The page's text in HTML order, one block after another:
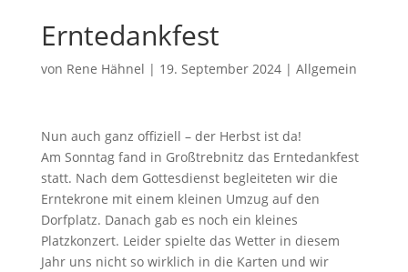
Erntedankfest
von Rene Hähnel | 19. September 2024| Allgemein
Nun auch ganz offiziell – der Herbst ist da!
Am Sonntag fand in Großtrebnitz das Erntedankfest
statt. Nach dem Gottesdienst begleiteten wir die
Erntekrone mit einem kleinen Umzug auf den
Dorfplatz. Danach gab es noch ein kleines
Platzkonzert. Leider spielte das Wetter in diesem
Jahr uns nicht so wirklich in die Karten und wir